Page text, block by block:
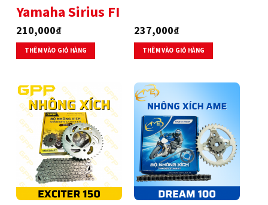
Yamaha Sirius FI
210,000₫
THÊM VÀO GIỎ HÀNG
237,000₫
THÊM VÀO GIỎ HÀNG